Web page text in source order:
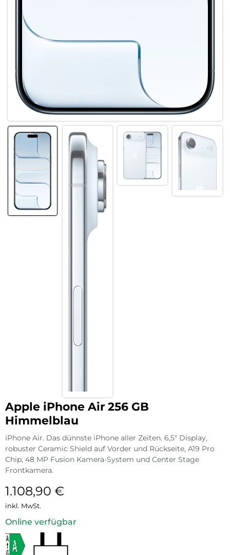
Apple iPhone Air 256 GB
Himmelblau
iPhone Air. Das dünnste iPhone aller Zeiten. 6,5″ Display,
robuster Ceramic Shield auf Vorder und Rückseite, A19 Pro
Chip, 48 MP Fusion Kamera-System und Center Stage
Frontkamera.
1.108,90 €
inkl. MwSt.
Online verfügbar